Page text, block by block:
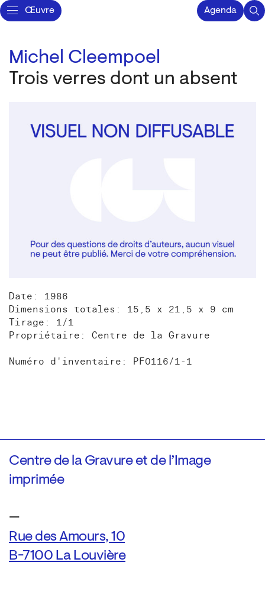
Œuvre Agenda
Michel Cleempoel
Trois verres dont un absent
Date: 1986
Dimensions totales: 15,5 x 21,5 x 9 cm
Tirage: 1/1
Propriétaire: Centre de la Gravure
Numéro d'inventaire: PF0116/1-1
Centre de la Gravure et de l’Image
imprimée
—
Rue des Amours, 10
B-7100 La Louvière